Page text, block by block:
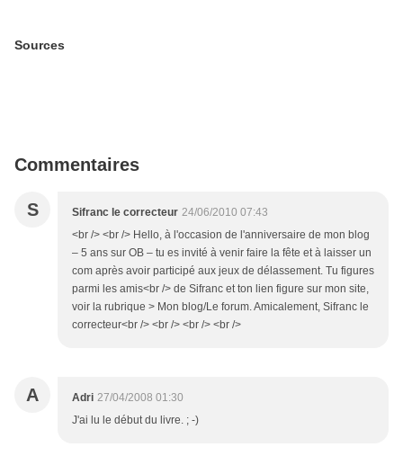
Sources
Commentaires
S Sifranc le correcteur 24/06/2010 07:43
<br /> <br /> Hello, à l'occasion de l'anniversaire de mon blog
– 5 ans sur OB – tu es invité à venir faire la fête et à laisser un
com après avoir participé aux jeux de délassement. Tu figures
parmi les amis<br /> de Sifranc et ton lien figure sur mon site,
voir la rubrique > Mon blog/Le forum. Amicalement, Sifranc le
correcteur<br /> <br /> <br /> <br />
A Adri 27/04/2008 01:30
J'ai lu le début du livre. ; -)